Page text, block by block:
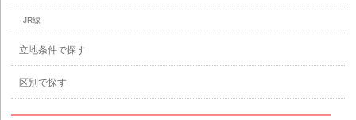
JR線
立地条件で探す
区別で探す